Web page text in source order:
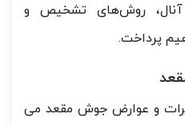
روش‌های تشخیص و
پرداخت.
و عوارض جوش مقعد می